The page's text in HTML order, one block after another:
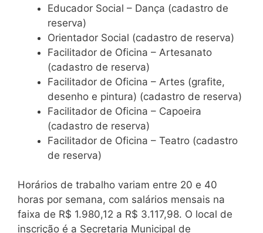
Educador Social – Dança (cadastro de
reserva)
Orientador Social (cadastro de reserva)
Facilitador de Oficina – Artesanato
(cadastro de reserva)
Facilitador de Oficina – Artes (grafite,
desenho e pintura) (cadastro de reserva)
Facilitador de Oficina – Capoeira
(cadastro de reserva)
Facilitador de Oficina – Teatro (cadastro
de reserva)
Horários de trabalho variam entre 20 e 40
horas por semana, com salários mensais na
faixa de R$ 1.980,12 a R$ 3.117,98. O local de
inscrição é a Secretaria Municipal de